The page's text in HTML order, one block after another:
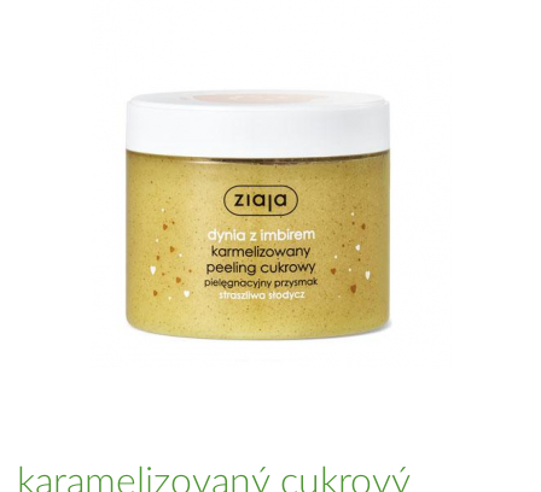
karamelizovaný cukrový